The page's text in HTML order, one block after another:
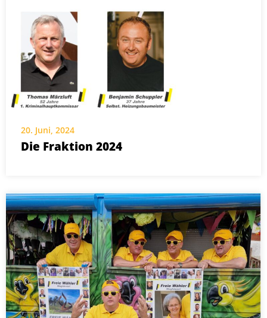
20. Juni, 2024
Die Fraktion 2024